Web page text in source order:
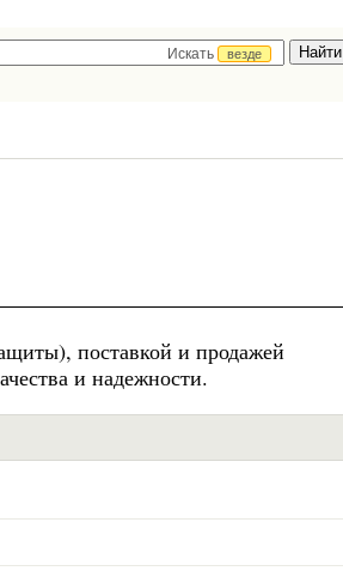
Искать
везде
поставкой и продажей
и надежности.